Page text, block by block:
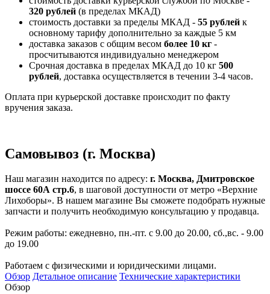
320 рублей (в пределах МКАД)
стоимость доставки за пределы МКАД - 55 рублей к
основному тарифу дополнительно за каждые 5 км
доставка заказов с общим весом более 10 кг -
просчитываются индивидуально менеджером
Срочная доставка в пределах МКАД до 10 кг 500
рублей, доставка осуществляется в течении 3-4 часов.
Оплата при курьерской доставке происходит по факту
вручения заказа.
Самовывоз (г. Москва)
Наш магазин находится по адресу: г. Москва, Дмитровское
шоссе 60А стр.6, в шаговой доступности от метро «Верхние
Лихоборы». В нашем магазине Вы сможете подобрать нужные
запчасти и получить необходимую консультацию у продавца.
Режим работы: ежедневно, пн.-пт. с 9.00 до 20.00, сб.,вс. - 9.00
до 19.00
Работаем с физическими и юридическими лицами.
Обзор Детальное описание Технические характеристики
Обзор